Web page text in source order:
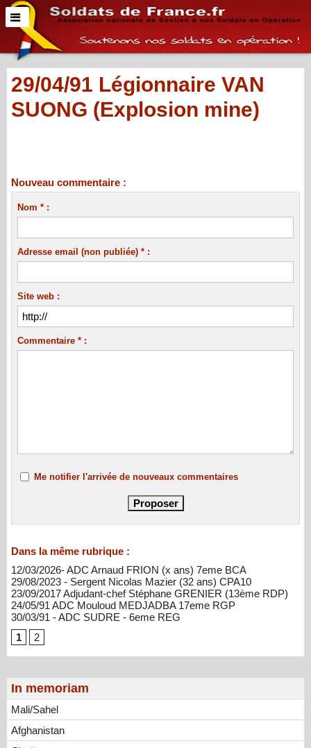
In memoriam
Mali/Sahel
Afghanistan
29/04/91 Légionnaire VAN
SUONG (Explosion mine)
Nouveau commentaire :
Nom * :
Adresse email (non publiée) * :
Site web :
Commentaire * :
Me notifier l'arrivée de nouveaux commentaires
Dans la même rubrique :
12/03/2026- ADC Arnaud FRION (x ans) 7eme BCA
29/08/2023 - Sergent Nicolas Mazier (32 ans) CPA10
23/09/2017 Adjudant-chef Stéphane GRENIER (13ème RDP)
24/05/91 ADC Mouloud MEDJADBA 17eme RGP
30/03/91 - ADC SUDRE - 6eme REG
1
2